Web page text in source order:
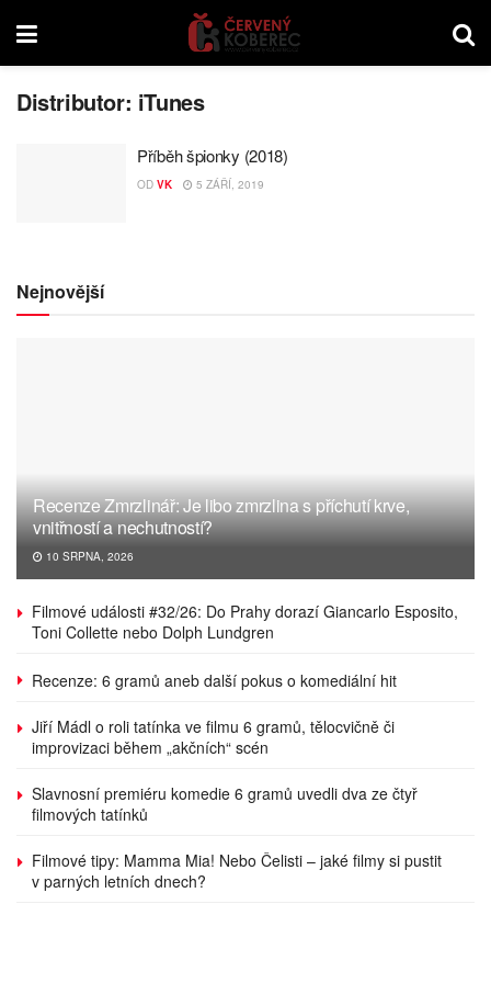
Distributor: iTunes
Příběh špionky (2018)
OD VK 5 ZÁŘÍ, 2019
Nejnovější
Recenze Zmrzlinář: Je libo zmrzlina s příchutí krve,
vnitřností a nechutností?
10 SRPNA, 2026
Filmové události #32/26: Do Prahy dorazí Giancarlo Esposito,
Toni Collette nebo Dolph Lundgren
Recenze: 6 gramů aneb další pokus o komediální hit
Jiří Mádl o roli tatínka ve filmu 6 gramů, tělocvičně či
improvizaci během „akčních“ scén
Slavnosní premiéru komedie 6 gramů uvedli dva ze čtyř
filmových tatínků
Filmové tipy: Mamma Mia! Nebo Čelisti – jaké filmy si pustit
v parných letních dnech?